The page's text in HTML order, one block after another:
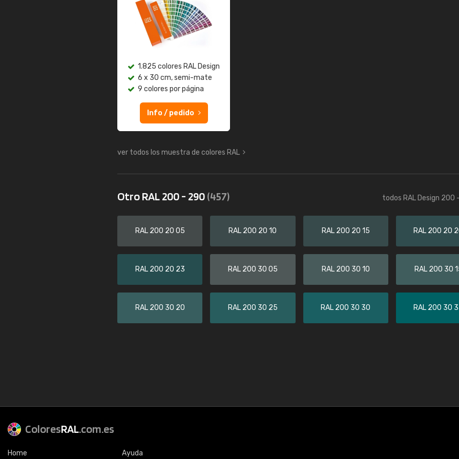
1.825 colores RAL Design
6 x 30 cm, semi-mate
9 colores por página
Info / pedido
ver todos los muestra de colores RAL
Otro RAL 200 - 290(457) todos RAL Design 200
RAL 200 20 05 RAL 200 20 10 RAL 200 20 15 RAL 200 20
RAL 200 20 23 RAL 200 30 05 RAL 200 30 10 RAL 200 30
RAL 200 30 20 RAL 200 30 25 RAL 200 30 30 RAL 200 30
ColoresRAL.com.es
Home Ayuda